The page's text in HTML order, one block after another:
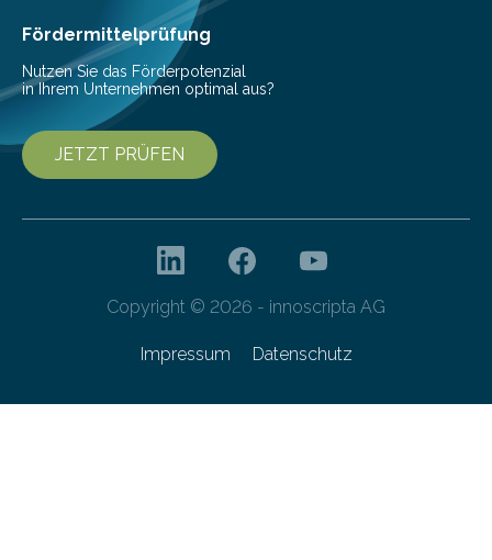
Fördermittelprüfung
Nutzen Sie das Förderpotenzial
in Ihrem Unternehmen optimal aus?
JETZT PRÜFEN
Copyright © 2026 - innoscripta AG
Impressum Datenschutz